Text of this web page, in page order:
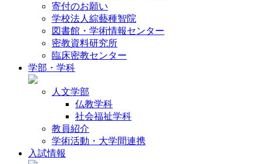
寄付のお願い
学校法人綜藝種智院
図書館・学術情報センター
密教資料研究所
臨床密教センター
学部・学科
人文学部
仏教学科
社会福祉学科
教員紹介
学術活動・大学間連携
入試情報